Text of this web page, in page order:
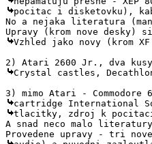
pocitac i disketovku),
No a nejaka literatura
Vzhled jako novy (krom
Crystal castles,
tlacitky, zdroj k
A snad neco malo